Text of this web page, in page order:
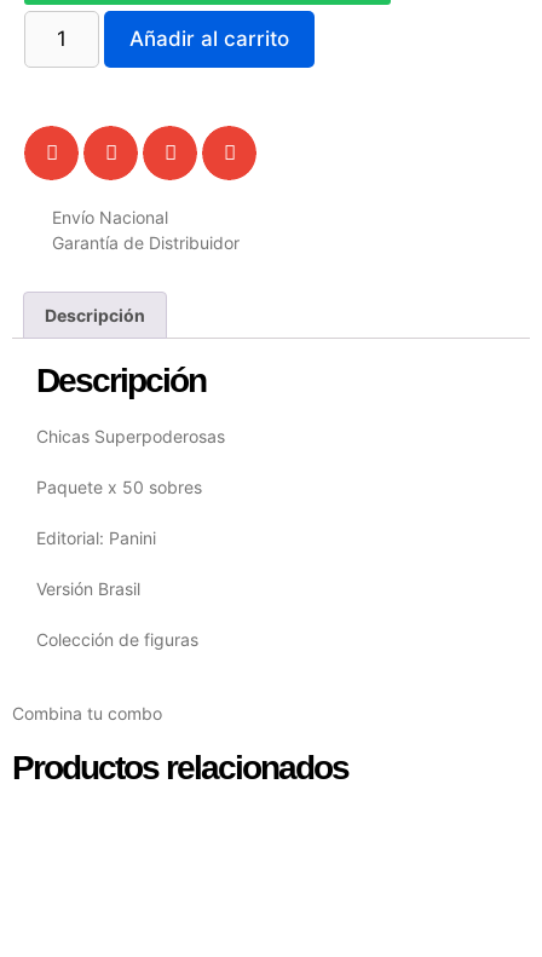
Añadir al carrito
Envío Nacional
Garantía de Distribuidor
Descripción
Descripción
Chicas Superpoderosas
Paquete x 50 sobres
Editorial: Panini
Versión Brasil
Colección de figuras
Combina tu combo
Productos relacionados